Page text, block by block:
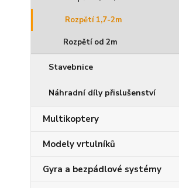
Rozpětí 1,7-2m
Rozpětí od 2m
Stavebnice
Náhradní díly přislušenství
Multikoptery
Modely vrtulníků
Gyra a bezpádlové systémy